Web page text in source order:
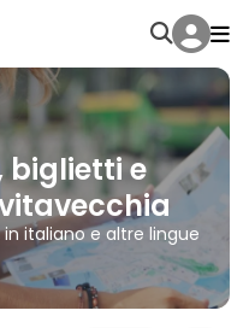
biglietti e
italiano e altre lingue